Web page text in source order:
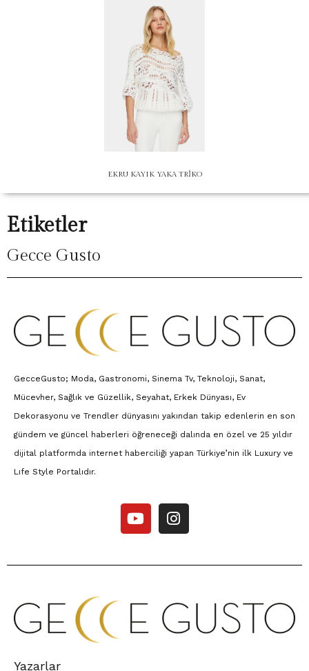
EKRU KAYIK YAKA TRİKO
Etiketler
Gecce Gusto
GecceGusto; Moda, Gastronomi, Sinema Tv, Teknoloji, Sanat,
Mücevher, Sağlık ve Güzellik, Seyahat, Erkek Dünyası, Ev
Dekorasyonu ve Trendler dünyasını yakından takip edenlerin en son
gündem ve güncel haberleri öğreneceği dalında en özel ve 25 yıldır
dijital platformda internet haberciliği yapan Türkiye’nin ilk Luxury ve
Lıfe Style Portalıdır.
Yazarlar